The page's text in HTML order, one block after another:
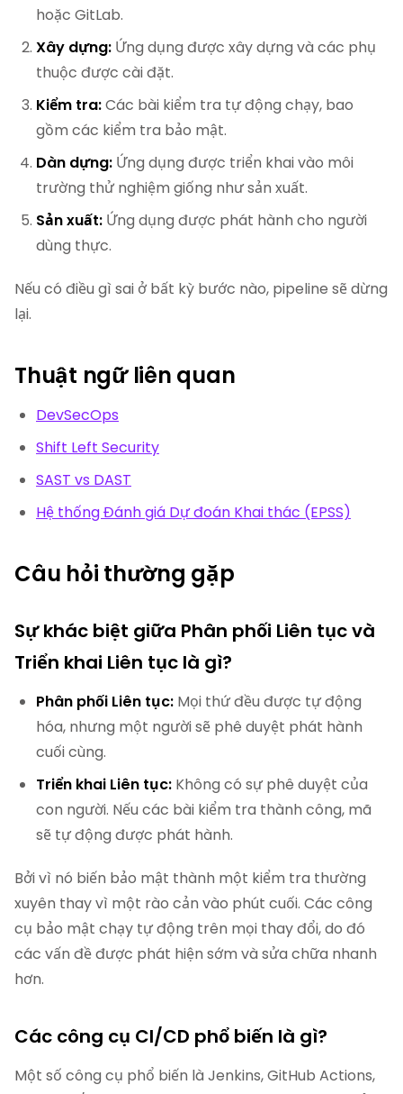
hoặc GitLab.
Xây dựng: Ứng dụng được xây dựng và các phụ
thuộc được cài đặt.
Kiểm tra:Các bài kiểm tra tự động chạy, bao
gồm các kiểm tra bảo mật.
Dàn dựng: Ứng dụng được triển khai vào môi
trường thử nghiệm giống như sản xuất.
Sản xuất: Ứng dụng được phát hành cho người
dùng thực.
Nếu có điều gì sai ở bất kỳ bước nào, pipeline sẽ dừng
lại.
Thuật ngữ liên quan
DevSecOps
Shift Left Security
SAST vs DAST
Hệ thống Đánh giá Dự đoán Khai thác (EPSS)
Câu hỏi thường gặp
Sự khác biệt giữa Phân phối Liên tục và
Triển khai Liên tục là gì?
Phân phối Liên tục: Mọi thứ đều được tự động
hóa, nhưng một người sẽ phê duyệt phát hành
cuối cùng.
Triển khai Liên tục: Không có sự phê duyệt của
con người. Nếu các bài kiểm tra thành công, mã
sẽ tự động được phát hành.
Bởi vì nó biến bảo mật thành một kiểm tra thường
xuyên thay vì một rào cản vào phút cuối. Các công
cụ bảo mật chạy tự động trên mọi thay đổi, do đó
các vấn đề được phát hiện sớm và sửa chữa nhanh
hơn.
Các công cụ CI/CD phổ biến là gì?
Một số công cụ phổ biến là Jenkins, GitHub Actions,